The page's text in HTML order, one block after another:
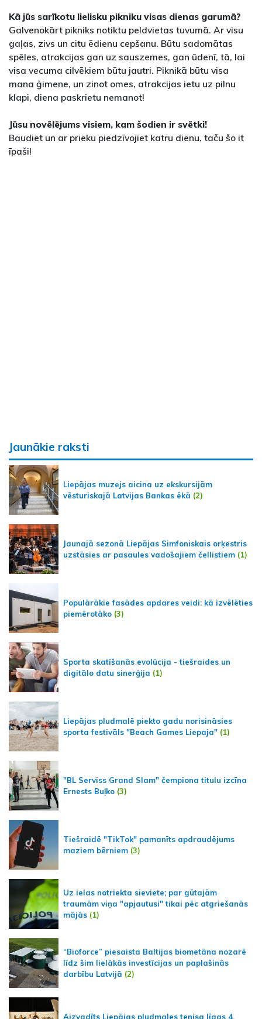
Kā jūs sarīkotu lielisku pikniku visas dienas garumā?
Galvenokārt pikniks notiktu peldvietas tuvumā. Ar visu
gaļas, zivs un citu ēdienu cepšanu. Būtu sadomātas
spēles, atrakcijas gan uz sauszemes, gan ūdenī, tā, lai
visa vecuma cilvēkiem būtu jautri. Piknikā būtu visa
mana ģimene, un zinot omes, atrakcijas ietu uz pilnu
klapi, diena paskrietu nemanot!
Jūsu novēlējums visiem, kam šodien ir svētki!
Baudiet un ar prieku piedzīvojiet katru dienu, taču šo it
īpaši!
Jaunākie raksti
Liepājas muzejs aicina uz ekskursijām
vēsturiskajā Latvijas Bankas ēkā (2)
Jaunajā sezonā Liepājas Simfoniskais orķestris
uzstāsies ar pasaules vadošajiem čellistiem (1)
Populārākie fasādes apdares veidi: kā izvēlēties
piemērotāko (3)
Sporta skatīšanās evolūcija - tiešraides un
digitālo datu sinerģija (1)
Liepājas pludmalē piekto gadu norisināsies
sporta festivāls "Beach Games Liepaja" (1)
"BL Serviss Grand Slam" čempiona titulu izcīna
Ernests Buļko (3)
Tiešraidē "TikTok" pamanīts apdraudējums
maziem bērniem (3)
Uz ielas notriekta sieviete; par gūtajām
traumām viņa "apjautusi" tikai pēc atgriešanās
mājās (1)
“Bioforce” piesaista Baltijas biometāna nozarē
līdz šim lielākās investīcijas un paplašinās
darbību Latvijā (2)
Aizvadīts Liepājas pludmales tenisa līgas 4.